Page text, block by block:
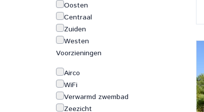
Oosten
Centraal
Zuiden
Westen
Voorzieningen
Airco
WiFi
Verwarmd zwembad
Zeezicht